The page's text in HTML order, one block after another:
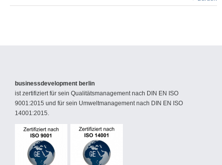
businessdevelopment berlin
ist zertifiziert für sein Qualitätsmanagement nach DIN EN ISO
9001:2015 und für sein Umweltmanagement nach DIN EN ISO
14001:2015.